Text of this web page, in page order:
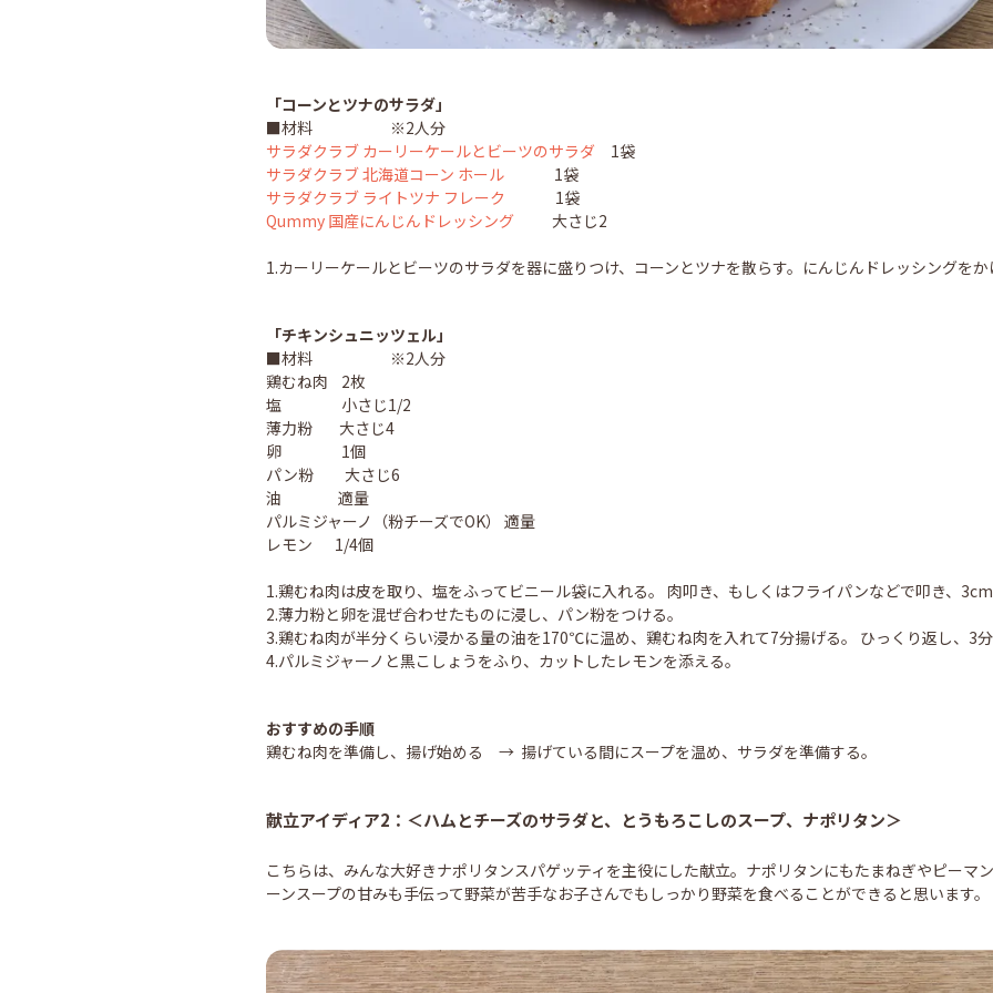
「コーンとツナのサラダ」
■材料 ※2人分
サラダクラブ カーリーケールとビーツのサラダ 1袋
サラダクラブ 北海道コーン ホール 1袋
サラダクラブ ライトツナ フレーク 1袋
Qummy 国産にんじんドレッシング 大さじ2
1.カーリーケールとビーツのサラダを器に盛りつけ、コーンとツナを散らす。にんじんドレッシングを
「チキンシュニッツェル」
■材料 ※2人分
鶏むね肉 2枚
塩 小さじ1/2
薄力粉 大さじ4
卵 1個
パン粉 大さじ6
油 適量
パルミジャーノ（粉チーズでOK） 適量
レモン 1/4個
1.鶏むね肉は皮を取り、塩をふってビニール袋に入れる。 肉叩き、もしくはフライパンなどで叩き、
2.薄力粉と卵を混ぜ合わせたものに浸し、パン粉をつける。
3.鶏むね肉が半分くらい浸かる量の油を170℃に温め、鶏むね肉を入れて7分揚げる。 ひっくり返し、3
4.パルミジャーノと黒こしょうをふり、カットしたレモンを添える。
おすすめの手順
鶏むね肉を準備し、揚げ始める → 揚げている間にスープを温め、サラダを準備する。
献立アイディア2：＜ハムとチーズのサラダと、とうもろこしのスープ、ナポリタン＞
こちらは、みんな大好きナポリタンスパゲッティを主役にした献立。ナポリタンにもたまねぎやピーマ
ーンスープの甘みも手伝って野菜が苦手なお子さんでもしっかり野菜を食べることができると思います。